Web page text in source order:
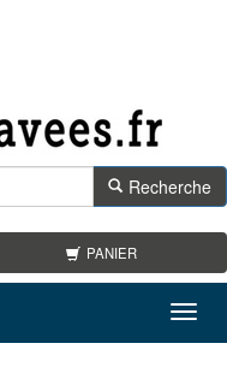
Recherche
PANIER